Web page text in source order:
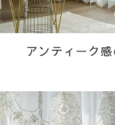
アンティーク